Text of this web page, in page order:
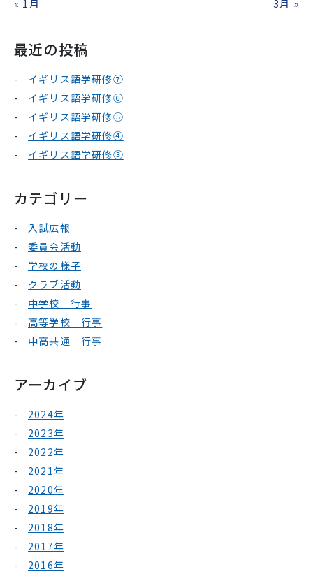
« 1月 3月 »
最近の投稿
イギリス語学研修⑦
イギリス語学研修⑥
イギリス語学研修⑤
イギリス語学研修④
イギリス語学研修③
カテゴリー
入試広報
委員会活動
学校の様子
クラブ活動
中学校 行事
高等学校 行事
中高共通 行事
アーカイブ
2024年
2023年
2022年
2021年
2020年
2019年
2018年
2017年
2016年